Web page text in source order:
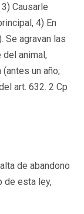
Causarle
4) En
Se agravan las
del animal,
un año;
art. 632. 2 Cp
de abandono
de esta ley,